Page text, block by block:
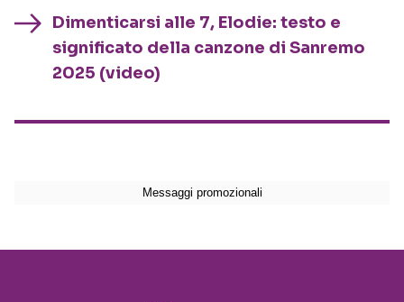
Dimenticarsi alle 7, Elodie: testo e
significato della canzone di Sanremo
2025 (video)